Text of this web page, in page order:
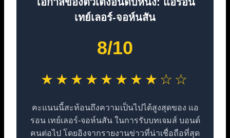
เทย์เลอร์-จอห์นสัน
8/10
★★★★★★★★☆☆
คะแนนนี้สะท้อนถึงความเป็นไปได้สูงสุดของ แอ
รอน เทย์เลอร์-จอห์นสัน ในการรับบทเจมส์ บอนด์
คนต่อไป โดยอิงจากรายงานข่าวที่น่าเชื่อถือที่สุด